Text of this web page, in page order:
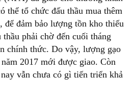
thể tổ chức đấu thầu mua thêm
để đảm bảo lượng tồn kho thiếu
phải chờ đến cuối tháng
chính thức. Do vậy, lượng gạo
2017 mới được giao. Còn
vẫn chưa có gì tiến triển khả